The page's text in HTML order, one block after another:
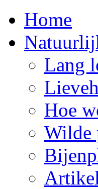
Home
Lang
Hoe
Wilde